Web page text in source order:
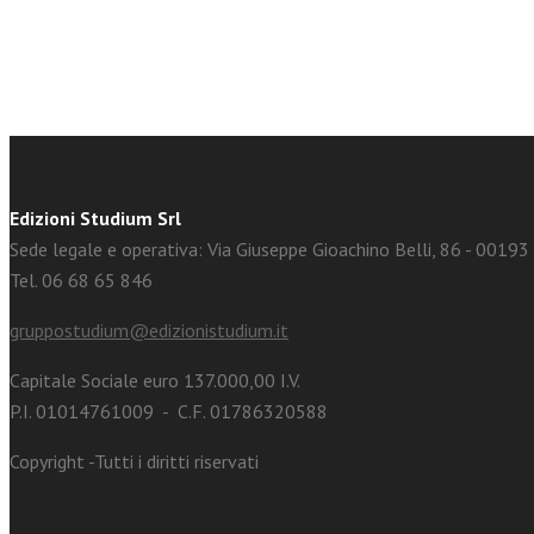
Edizioni Studium Srl
Sede legale e operativa: Via Giuseppe Gioachino Belli, 86 - 00193
Tel. 06 68 65 846
gruppostudium@edizionistudium.it
Capitale Sociale euro 137.000,00 I.V.
P.I. 01014761009 - C.F. 01786320588
Copyright -Tutti i diritti riservati